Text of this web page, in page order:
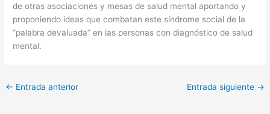
de otras asociaciones y mesas de salud mental aportando y
proponiendo ideas que combatan este síndrome social de la
“palabra devaluada” en las personas con diagnóstico de salud
mental.
← Entrada anterior Entrada siguiente →